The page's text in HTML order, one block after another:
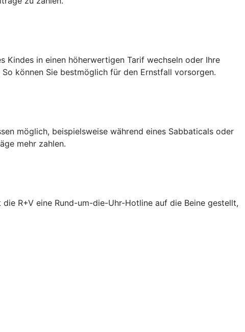
Kindes in einen höherwertigen Tarif wechseln oder Ihre
können Sie bestmöglich für den Ernstfall vorsorgen.
möglich, beispielsweise während eines Sabbaticals oder
mehr zahlen.
R+V eine Rund-um-die-Uhr-Hotline auf die Beine gestellt,